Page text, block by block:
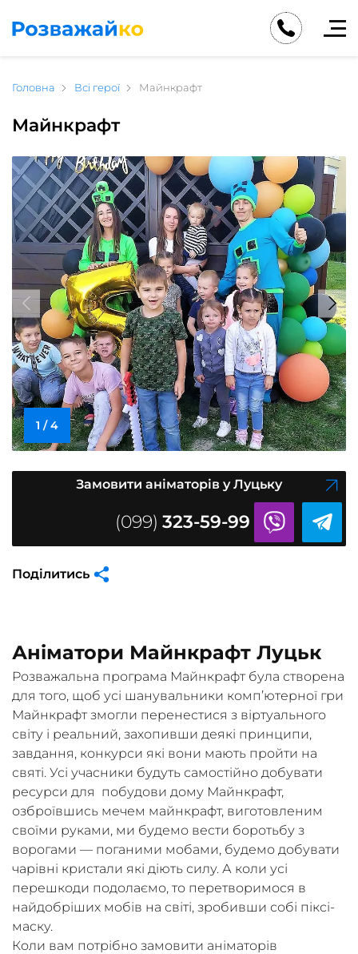
Головна Всі герої Майнкрафт
Майнкрафт
1 /4
Замовити аніматорів у Луцьку
(099) 323-59-99
Поділитись
Аніматори Майнкрафт Луцьк
Розважальна програма Майнкрафт була створена
для того, щоб усі шанувальники комп’ютерної гри
Майнкрафт змогли перенестися з віртуального
світу і реальний, захопивши деякі принципи,
завдання, конкурси які вони мають пройти на
святі. Усі учасники будуть самостійно добувати
ресурси для побудови дому Майнкрафт,
озброївшись мечем майнкрафт, виготовленим
своїми руками, ми будемо вести боротьбу з
ворогами — поганими мобами, будемо добувати
чарівні кристали які діють силу. А коли усі
перешкоди подолаємо, то перетворимося в
найдобріших мобів на світі, зробивши собі піксі-
маску.
Коли вам потрібно замовити аніматорів